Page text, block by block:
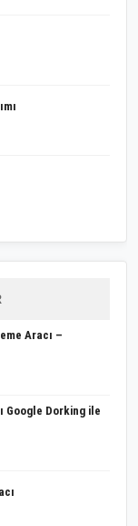
Aracı –
Google Dorking ile